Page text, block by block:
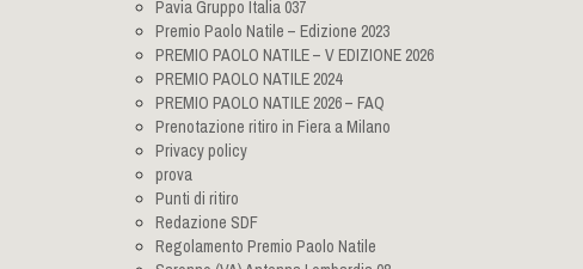
Pavia Gruppo Italia 037
Premio Paolo Natile – Edizione 2023
PREMIO PAOLO NATILE – V EDIZIONE 2026
PREMIO PAOLO NATILE 2024
PREMIO PAOLO NATILE 2026 – FAQ
Prenotazione ritiro in Fiera a Milano
Privacy policy
prova
Punti di ritiro
Redazione SDF
Regolamento Premio Paolo Natile